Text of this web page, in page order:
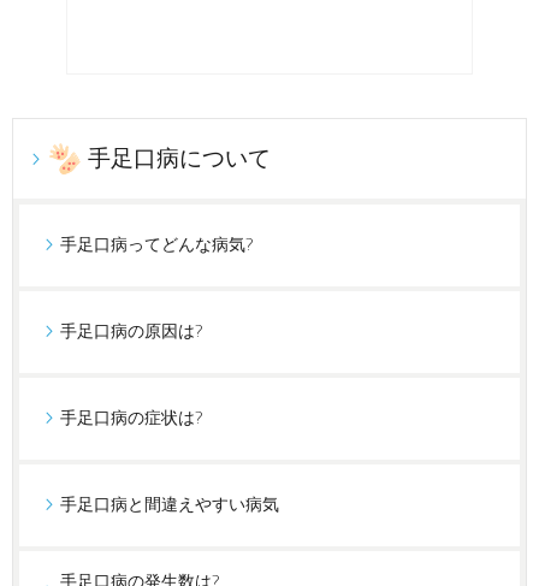
手足口病について
手足口病ってどんな病気?
手足口病の原因は?
手足口病の症状は?
手足口病と間違えやすい病気
手足口病の発生数は?